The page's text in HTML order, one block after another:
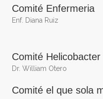
Comité Enfermeria
Enf. Diana Ruiz
Comité Helicobacter
Dr. William Otero
Comité el que sola